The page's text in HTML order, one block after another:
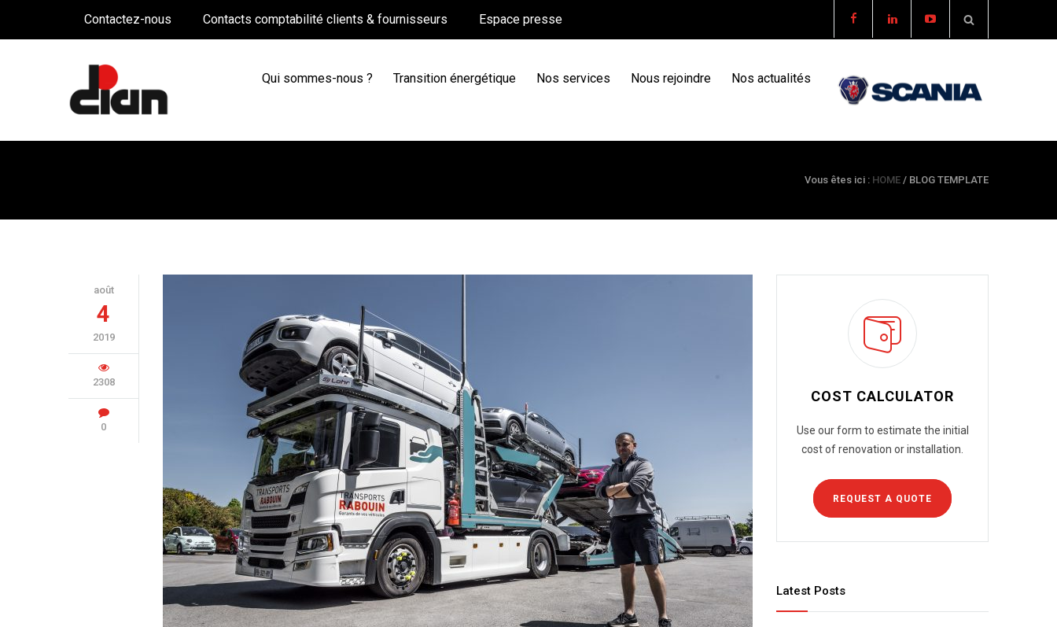
Contactez-nous Contacts comptabilité clients & fournisseurs Espace presse
Qui sommes-nous ? Transition énergétique Nos services Nous rejoindre Nos actualités
Vous êtes ici : HOME / BLOG TEMPLATE
août
4
2019
2308
0
COST CALCULATOR
Use our form to estimate the initial
cost of renovation or installation.
REQUEST A QUOTE
Latest Posts